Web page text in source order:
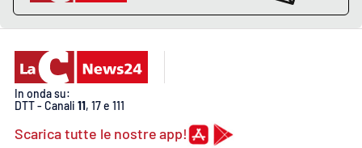
In onda su:
DTT - Canali 11, 17 e 111
Scarica tutte le nostre app!